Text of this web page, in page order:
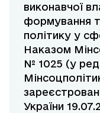
виконавчої
формування
політику у
Наказом
№ 1025 (у
України